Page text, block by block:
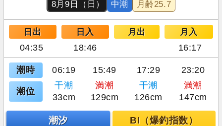
8月9日（日） 中潮 月齢25.7
日出 日入 月出 月入
04:35 18:46 16:17
潮時 06:19 15:49 17:29 23:20
潮位
干潮 満潮 干潮
満潮
33cm
129cm 126cm 147cm
潮汐 BI（爆釣指数）